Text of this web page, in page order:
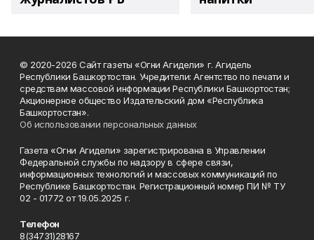
© 2020-2026 Сайт газеты «Огни Агидели» г. Агидель
Республики Башкортостан. Учредители: Агентство по печати и
средствам массовой информации Республики Башкортостан;
Акционерное общество Издательский дом «Республика
Башкортостан».
Об использовании персональных данных
Газета «Огни Агидели» зарегистрирована в Управлении
Федеральной службы по надзору в сфере связи,
информационных технологий и массовых коммуникаций по
Республике Башкортостан. Регистрационный номер ПИ № ТУ
02 - 01772 от 19.05.2025 г.
Телефон
8(34731)28167